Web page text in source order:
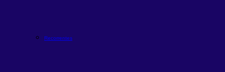
Recorrentes